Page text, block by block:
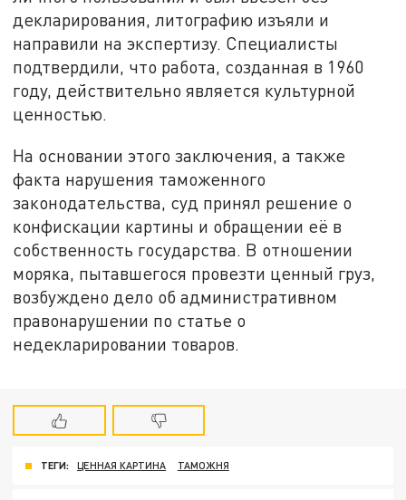
декларирования, литографию изъяли и
направили на экспертизу. Специалисты
подтвердили, что работа, созданная в 1960
году, действительно является культурной
ценностью.
На основании этого заключения, а также
факта нарушения таможенного
законодательства, суд принял решение о
конфискации картины и обращении её в
собственность государства. В отношении
моряка, пытавшегося провезти ценный груз,
возбуждено дело об административном
правонарушении по статье о
недекларировании товаров.
ТЕГИ: ЦЕННАЯ КАРТИНА ТАМОЖНЯ